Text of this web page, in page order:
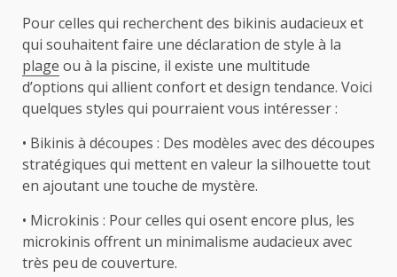
Pour celles qui recherchent des bikinis audacieux et
qui souhaitent faire une déclaration de style à la
plage ou à la piscine, il existe une multitude
d’options qui allient confort et design tendance. Voici
quelques styles qui pourraient vous intéresser :
• Bikinis à découpes : Des modèles avec des découpes
stratégiques qui mettent en valeur la silhouette tout
en ajoutant une touche de mystère.
• Microkinis : Pour celles qui osent encore plus, les
microkinis offrent un minimalisme audacieux avec
très peu de couverture.